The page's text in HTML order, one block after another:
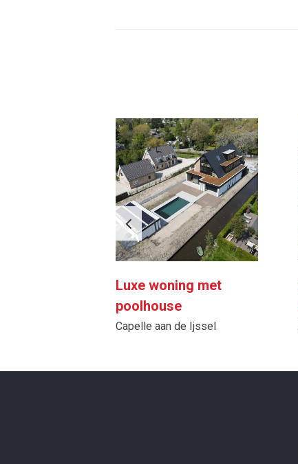
Luxe woning met
poolhouse
Capelle aan de Ijssel